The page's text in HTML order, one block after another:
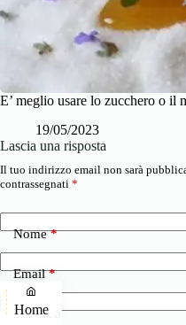
E’ meglio usare lo zucchero o il
19/05/2023
Lascia una risposta
Il tuo indirizzo email non sarà
contrassegnati *
Nome*
Email*
Sito web
Home